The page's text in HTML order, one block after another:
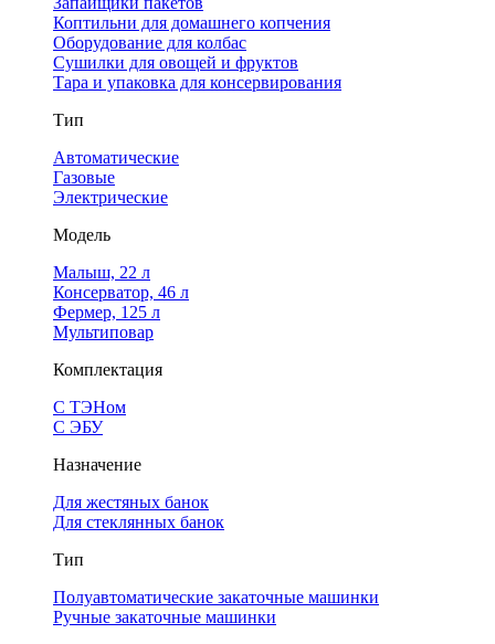
Коптильни для домашнего копчения
Оборудование для колбас
Сушилки для овощей и фруктов
Тара и упаковка для консервирования
Тип
Автоматические
Газовые
Электрические
Модель
Малыш, 22 л
Консерватор, 46 л
Фермер, 125 л
Мультиповар
Комплектация
С ТЭНом
С ЭБУ
Назначение
Для жестяных банок
Для стеклянных банок
Тип
Полуавтоматические закаточные машинки
Ручные закаточные машинки